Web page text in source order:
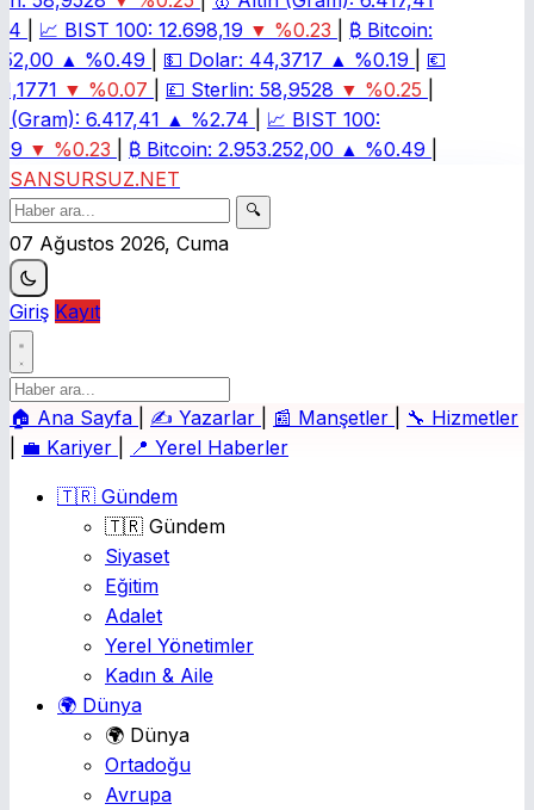
| 📈 BIST 100: 12.698,19 ▼ %0.23 | ₿ Bitcoin:
▲ %0.49 | 💵 Dolar: 44,3717 ▲ %0.19 |
💶
▼ %0.07 | 💷 Sterlin: 58,9528 ▼ %0.25 |
6.417,41 ▲ %2.74 | 📈 BIST 100:
▼ %0.23 | ₿ Bitcoin: 2.953.252,00 ▲ %0.49 |
SANSURSUZ.NET
🔍
07 Ağustos 2026, Cuma
Giriş Kayıt
🏠 Ana Sayfa ✍️ Yazarlar 📰 Manşetler 🔧 Hizmetler
💼 Kariyer 📍 Yerel Haberler
🇹🇷 Gündem
🇹🇷 Gündem
Siyaset
Eğitim
Adalet
Yerel Yönetimler
Kadın & Aile
🌍 Dünya
🌍 Dünya
Ortadoğu
Avrupa